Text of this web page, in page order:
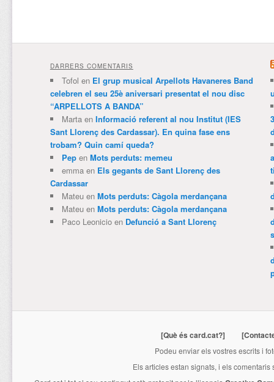
DARRERS COMENTARIS
Tofol en El grup musical Arpellots Havaneres Band
celebren el seu 25è aniversari presentat el nou disc
“ARPELLOTS A BANDA”
Martaen Informació referent al nou Institut (IES
Sant Llorenç des Cardassar). En quina fase ens
trobam? Quin camí queda?
Pepen Mots perduts: memeu
emmaen Els gegants de Sant Llorenç des
Cardassar
Mateuen Mots perduts: Càgola merdançana
Mateuen Mots perduts: Càgola merdançana
Paco Leonicioen Defunció a Sant Llorenç
[Què és card.cat?]
Podeu enviar els vostres escrits i
Els articles estan signats, i els